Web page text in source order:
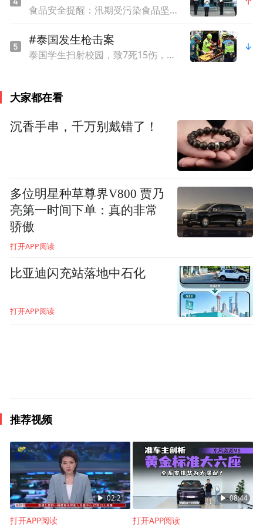
食品安全提醒：汛期受污染食品坚决不能食用
#泰国发生枪击案
泰国学生扫射校园，致7死15伤，犯案前先射杀祖父母
大家都在看
沉香手串，千万别戴错了！
多位明星种草尊界V800 贾乃
亮第一时间下单：真的非常
骄傲
打开APP阅读
比亚迪闪充站落地中石化
打开APP阅读
推荐视频
02:21
打开APP阅读
08:44
打开APP阅读